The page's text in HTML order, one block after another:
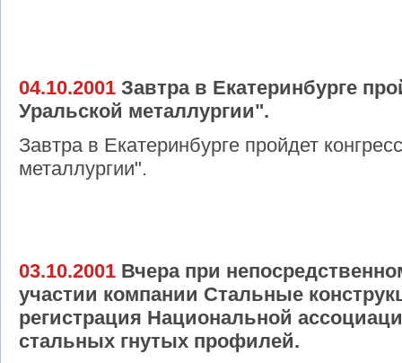
04.10.2001 Завтра в Екатеринбурге
Уральской металлургии".
Завтра в Екатеринбурге пройдет
металлургии".
03.10.2001 Вчера при
участии компании Стальные
регистрация Национальной
стальных гнутых профилей.